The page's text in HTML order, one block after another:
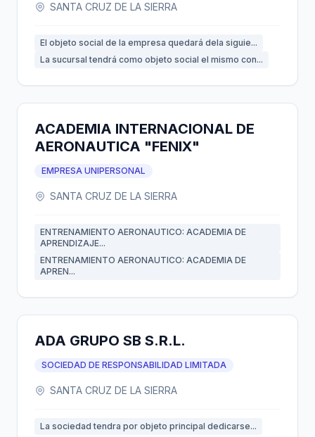
SANTA CRUZ DE LA SIERRA
El objeto social de la empresa quedará dela siguie...
La sucursal tendrá como objeto social el mismo con...
ACADEMIA INTERNACIONAL DE
AERONAUTICA "FENIX"
EMPRESA UNIPERSONAL
SANTA CRUZ DE LA SIERRA
ENTRENAMIENTO AERONAUTICO: ACADEMIA DE
APRENDIZAJE...
ENTRENAMIENTO AERONAUTICO: ACADEMIA DE
APREN...
ADA GRUPO SB S.R.L.
SOCIEDAD DE RESPONSABILIDAD LIMITADA
SANTA CRUZ DE LA SIERRA
La sociedad tendra por objeto principal dedicarse...